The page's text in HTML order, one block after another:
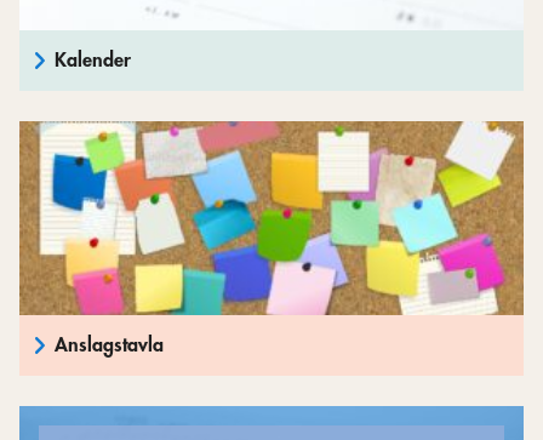
Kalender
Anslagstavla